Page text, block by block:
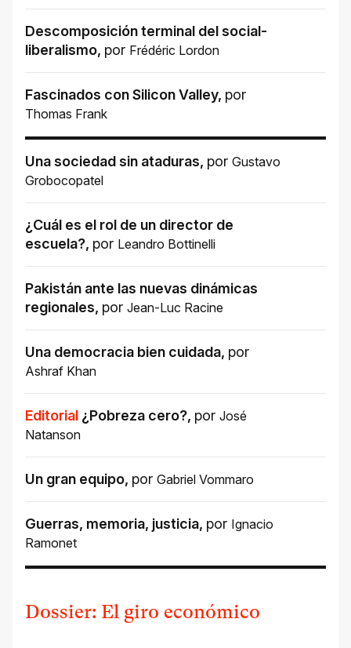
Descomposición terminal del social-
liberalismo, por Frédéric Lordon
Fascinados con Silicon Valley, por
Thomas Frank
Una sociedad sin ataduras, por Gustavo
Grobocopatel
¿Cuál es el rol de un director de
escuela?, por Leandro Bottinelli
Pakistán ante las nuevas dinámicas
regionales, por Jean-Luc Racine
Una democracia bien cuidada, por
Ashraf Khan
Editorial ¿Pobreza cero?, por José
Natanson
Un gran equipo, por Gabriel Vommaro
Guerras, memoria, justicia, por Ignacio
Ramonet
Dossier: El giro económico